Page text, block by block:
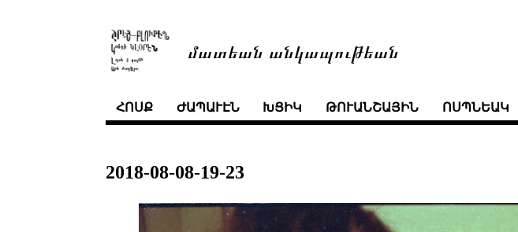
մատեան անկապութեան
ՀՈՍՔ ԺԱՊԱՒԷՆ ԽՑԻԿ ԹՈՒԱՆՇԱՅԻՆ ՈՍՊՆԵԱԿ
2018-08-08-19-23